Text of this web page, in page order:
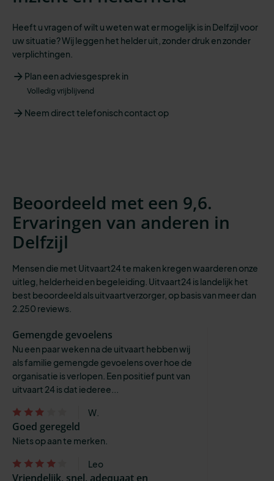
Heeft u vragen of wilt u weten wat er mogelijk is in Delfzijl voor
uw situatie? Wij leggen het helder uit, zonder druk en zonder
verplichtingen.
Plan een adviesgesprek in
Volledig vrijblijvend
Neem direct telefonisch contact op
Beoordeeld met een 9,6.
Ervaringen van anderen in
Delfzijl
Mensen die met Uitvaart24 te maken kregen waarderen onze
uitleg, helderheid en begeleiding. Uitvaart24 is landelijk het
best beoordeeld als uitvaartverzorger, op basis van meer dan
2.250 reviews.
Gemengde gevoelens
Nu een paar weken na de uitvaart hebben wij
als familie gemengde gevoelens over hoe de
organisatie is verlopen. Een positief punt van
uitvaart 24 is dat iederee...
W.
Goed geregeld
Niets op aan te merken.
Leo
Vriendelijk, snel, adequaat en